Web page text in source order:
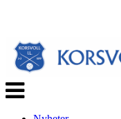
Veksle
navigasjon